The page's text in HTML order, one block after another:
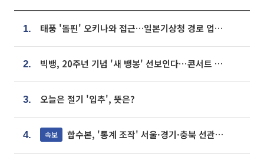
1. 태풍 '돌핀' 오키나와 접근…일본기상청 경로 업데이트
2. 빅뱅, 20주년 기념 '새 뱅봉' 선보인다⋯콘서트 앞두고 팝업 개최
3. 오늘은 절기 '입추', 뜻은?
4. 속보 합수본, '통계 조작' 서울·경기·충북 선관위 등 추가 압수수색